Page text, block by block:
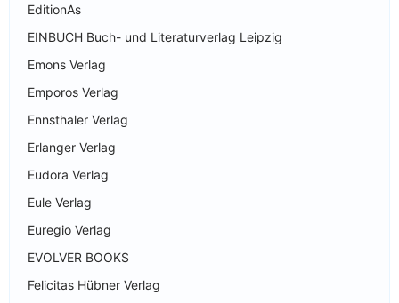
EditionAs
EINBUCH Buch- und Literaturverlag Leipzig
Emons Verlag
Emporos Verlag
Ennsthaler Verlag
Erlanger Verlag
Eudora Verlag
Eule Verlag
Euregio Verlag
EVOLVER BOOKS
Felicitas Hübner Verlag